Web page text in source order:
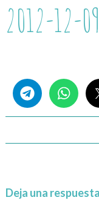
2012-12-
Deja una respuesta